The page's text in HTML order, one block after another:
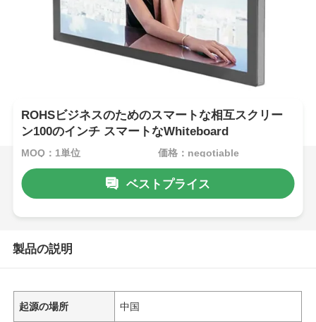
ROHSビジネスのためのスマートな相互スクリー
ン100のインチ スマートなWhiteboard
MOQ：1単位 価格：negotiable
ベストプライス
製品の説明
起源の場所 中国